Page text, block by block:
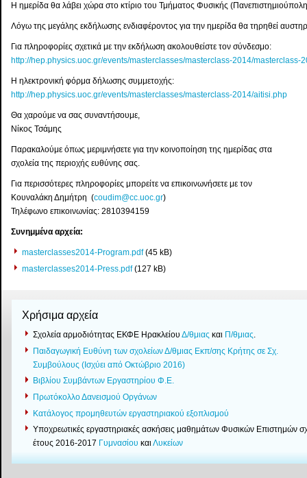
Η ημερίδα θα λάβει χώρα στο κτίριο του Τμήματος Φυσικής
Λόγω της μεγάλης εκδήλωσης ενδιαφέροντος για την ημερίδα θα τηρηθεί
Για πληροφορίες σχετικά με την εκδήλωση ακολουθείστε τον σύνδεσμο:
http://hep.physics.uoc.gr/events/masterclasses/masterclass-2014/masterclass-
Η ηλεκτρονική φόρμα δήλωσης συμμετοχής:
http://hep.physics.uoc.gr/events/masterclasses/masterclass-2014/aitisi.php
Θα χαρούμε να σας συναντήσουμε,
Νίκος Τσάμης
Παρακαλούμε όπως μεριμνήσετε για την κοινοποίηση της ημερίδας στα
σχολεία της περιοχής ευθύνης σας.
Για περισσότερες πληροφορίες μπορείτε να επικοινωνήσετε με τον
Κουναλάκη Δημήτρη (coudim@cc.uoc.gr)
Τηλέφωνο επικοινωνίας: 2810394159
Συνημμένα αρχεία:
masterclasses2014-Program.pdf(45 kB)
masterclasses2014-Press.pdf(127 kB)
Χρήσιμα αρχεία
Σχολεία αρμοδιότητας ΕΚΦΕ Ηρακλείου Δ/θμιας και Π/θμιας.
Παιδαγωγική Ευθύνη των σχολείων Δ/θμιας Εκπ/σης Κρήτης σε Σχ.
Συμβούλους (Ισχύει από Οκτώβριο 2016)
Βιβλίου Συμβάντων Εργαστηρίου Φ.Ε.
Πρωτόκολλο Δανεισμού Οργάνων
Κατάλογος προμηθευτών εργαστηριακού εξοπλισμού
Yποχρεωτικές εργαστηριακές ασκήσεις μαθημάτων Φυσικών Επιστημών
έτους 2016-2017 Γυμνασίου καιΛυκείων